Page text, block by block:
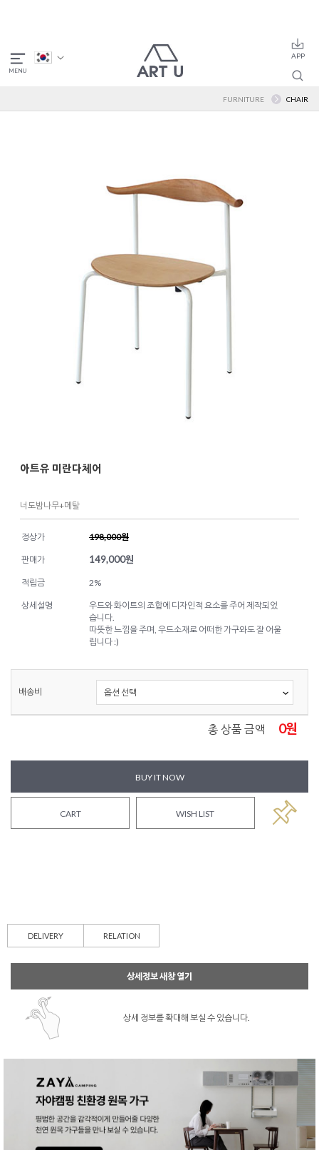
FURNITURE CHAIR
아트유 미란다체어
너도밤나무+메탈
정상가 198,000원
판매가 149,000원
적립금 2%
상세설명
우드와 화이트의 조합에 디자인적 요소를 주어 제작되었
습니다.
따뜻한 느낌을 주며, 우드소재로 어떠한 가구와도 잘 어울
립니다 :)
배송비
총 상품 금액 0원
BUY IT NOW
CART WISH LIST
DELIVERY RELATION
상세정보 새창 열기
상세 정보를 확대해 보실 수 있습니다.